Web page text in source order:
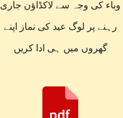
وباء کی وجہ سے لاکڈاؤن جاری
رہنے پر لوگ عید کی نماز اپنے
گھروں میں ہی ادا کریں